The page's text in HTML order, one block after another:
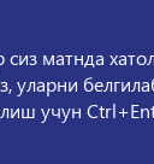
сиз матнда
уларни
учун